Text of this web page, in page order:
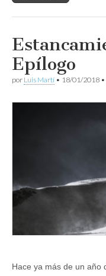
Epílogo
por Luis Martí • 18/01/2018 •
Hace ya más de un año